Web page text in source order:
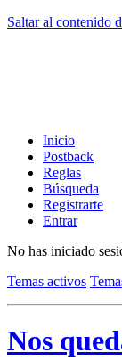
Saltar al contenido
Inicio
Postback
Reglas
Búsqueda
Registrarte
Entrar
No has iniciado
Temas activos
Nos